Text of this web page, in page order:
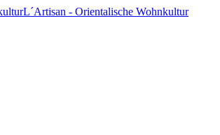
L´Artisan - Orientalische Wohnkultur